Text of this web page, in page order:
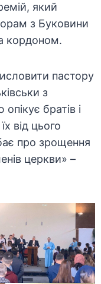
який
з Буковини
кордоном.
пастору
з
братів і
від цього
про зрощення
церкви» –